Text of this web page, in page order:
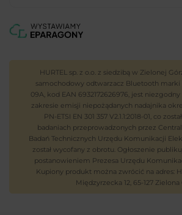
HURTEL sp. z o.o. z siedzibą w Zielonej
samochodowy odtwarzacz Bluetooth marki
09A, kod EAN 6932172626976, jest
zakresie emisji niepożądanych nadajnika
PN-ETSI EN 301 357 V2.1.1:2018-01, co
badaniach przeprowadzonych przez
Badań Technicznych Urzędu Komunikacji
został wycofany z obrotu. Ogłoszenie
postanowieniem Prezesa Urzędu
Kupiony produkt można zwrócić na adres:
Międzyrzecka 12, 65-127 Zielona